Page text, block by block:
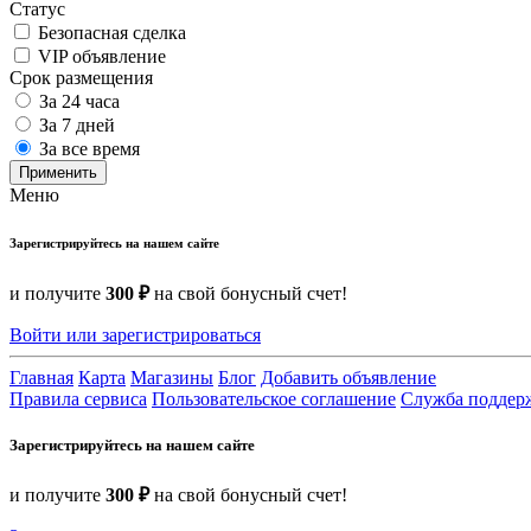
Статус
Безопасная сделка
VIP объявление
Срок размещения
За 24 часа
За 7 дней
За все время
Применить
Меню
Зарегистрируйтесь на нашем сайте
и получите 300 ₽на свой бонусный счет!
Войти или зарегистрироваться
Главная Карта Магазины Блог Добавить объявление
Правила сервиса Пользовательское соглашение Служба
Зарегистрируйтесь на нашем сайте
и получите 300 ₽на свой бонусный счет!